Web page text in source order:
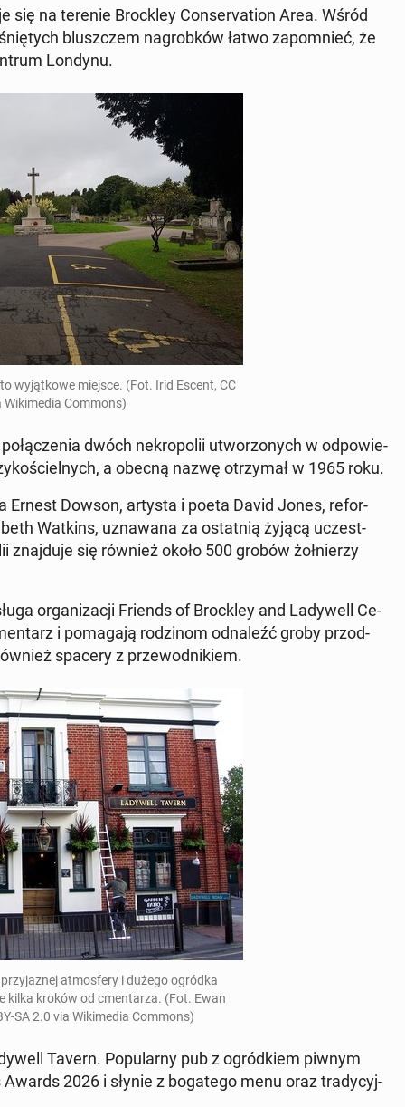
się na terenie Broc­kley Con­se­rva­tion Area. Wśród
blusz­czem na­grob­ków łatwo za­po­mnieć, że
Londynu.
wy­jąt­ko­we miejsce. (Fot. Irid Escent, CC
Wi­ki­me­dia Commons)
dwóch ne­kro­po­lii utwo­rzo­nych w od­po­wie­
a obecną nazwę otrzy­mał w 1965 roku.
Dowson, artysta i poeta David Jones, re­for­
Watkins, uzna­wa­na za ostat­nią żyjącą uczest­
się również około 500 grobów żoł­nie­rzy
or­ga­ni­za­cji Friends of Broc­kley and La­dy­well Ce­
i po­ma­ga­ją ro­dzi­nom od­na­leźć groby przod­
spacery z prze­wod­ni­kiem.
at­mos­fe­ry i dużego ogródka
kilka kroków od cmen­ta­rza. (Fot. Ewan
SA 2.0 via Wi­ki­me­dia Commons)
Tavern. Po­pu­lar­ny pub z ogród­kiem piwnym
2026 i słynie z bo­ga­te­go menu oraz tra­dy­cyj­